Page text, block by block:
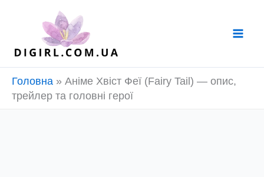
Головна » Аніме Хвіст Феї (Fairy Tail) — опис,
трейлер та головні герої